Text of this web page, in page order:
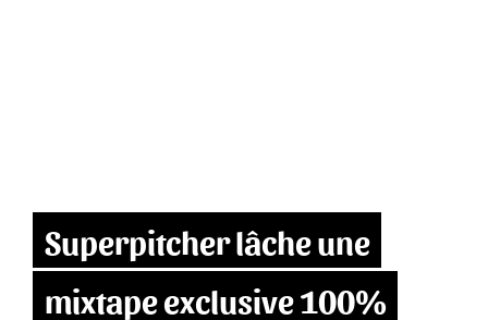
Superpitcher lâche une
mixtape exclusive 100%